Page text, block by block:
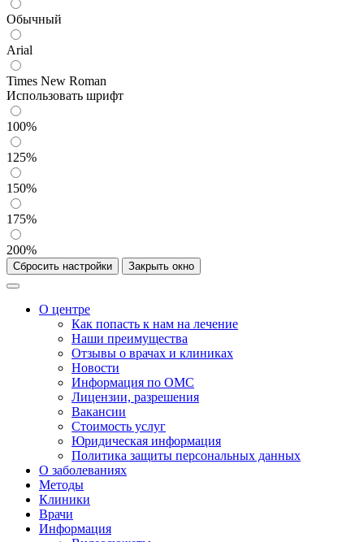
Обычный
Arial
Times New Roman
Использовать шрифт
100%
125%
150%
175%
200%
Сбросить настройки Закрыть окно
О центре
Как попасть к нам на лечение
Наши преимущества
Отзывы о врачах и клиниках
Новости
Информация по ОМС
Лицензии, разрешения
Вакансии
Стоимость услуг
Юридическая информация
Политика защиты персональных данных
О заболеваниях
Методы
Клиники
Врачи
Информация